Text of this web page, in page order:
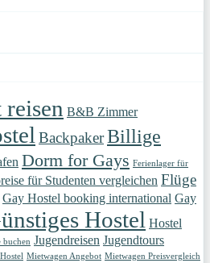
B&B Zimmer
BackpakerBillige
Dorm for Gays Ferienlager für
für Studenten vergleichen Flüge
Gay Hostel booking international Gay
Hostel Hostel
buchen Jugendreisen Jugendtours
Mietwagen Angebot Mietwagen Preisvergleich